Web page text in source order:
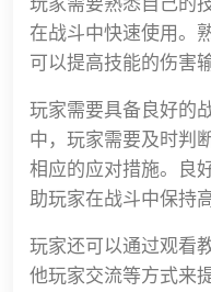
在战斗中快速使用。
可以提高技能的伤害
玩家需要具备良好的
中，玩家需要及时判
相应的应对措施。良
助玩家在战斗中保持
玩家还可以通过观看
他玩家交流等方式来